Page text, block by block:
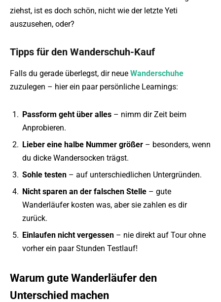
ziehst, ist es doch schön, nicht wie der letzte Yeti
auszusehen, oder?
Tipps für den Wanderschuh-Kauf
Falls du gerade überlegst, dir neue Wanderschuhe
zuzulegen – hier ein paar persönliche Learnings:
Passform geht über alles – nimm dir Zeit beim
Anprobieren.
Lieber eine halbe Nummer größer – besonders, wenn
du dicke Wandersocken trägst.
Sohle testen – auf unterschiedlichen Untergründen.
Nicht sparen an der falschen Stelle – gute
Wanderläufer kosten was, aber sie zahlen es dir
zurück.
Einlaufen nicht vergessen – nie direkt auf Tour ohne
vorher ein paar Stunden Testlauf!
Warum gute Wanderläufer den
Unterschied machen